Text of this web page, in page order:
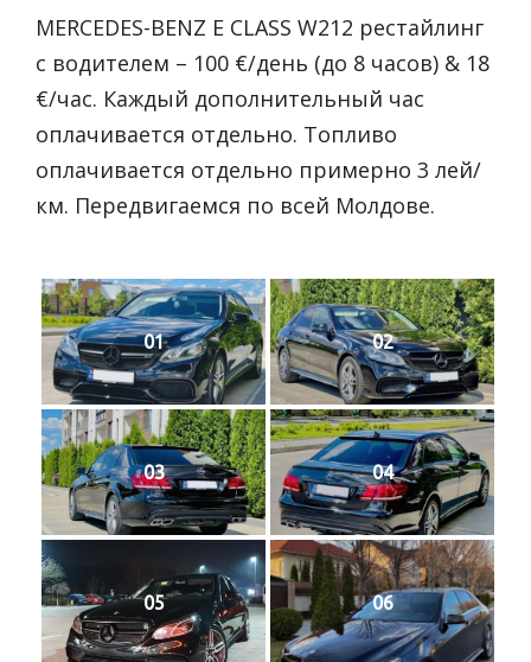
MERCEDES-BENZ E CLASS W212 рестайлинг
с водителем – 100 €/день (до 8 часов) & 18
€/час. Каждый дополнительный час
оплачивается отдельно. Топливо
оплачивается отдельно примерно 3 лей/
км. Передвигаемся по всей Молдове.
01 02
03 04
05 06